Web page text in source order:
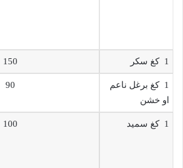
1 كغ سكر 150
1 كغ برغل ناعم
او خشن
90
1 كغ سميد 100